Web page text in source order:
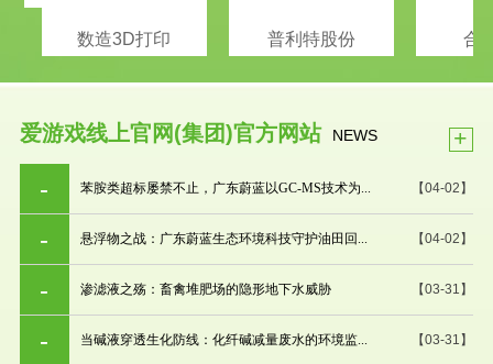
数造3D打印 普利特股份 合
爱游戏线上官网(集团)官方网站 NEWS +
【04-02】
苯胺类超标屡禁不止，广东蔚蓝以GC-MS技术为...
【04-02】
悬浮物之战：广东蔚蓝生态环境科技守护油田回...
【03-31】
渗滤液之殇：畜禽堆肥场的隐形地下水威胁
【03-31】
当碱液穿透生化防线：化纤碱减量废水的环境监...